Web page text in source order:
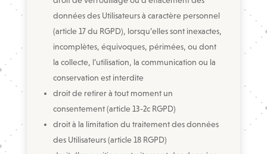
données des Utilisateurs à caractère personnel
(article 17 du RGPD), lorsqu’elles sont inexactes,
incomplètes, équivoques, périmées, ou dont
la collecte, l’utilisation, la communication ou la
conservation est interdite
droit de retirer à tout moment un
consentement (article 13-2c RGPD)
droit à la limitation du traitement des données
des Utilisateurs (article 18 RGPD)